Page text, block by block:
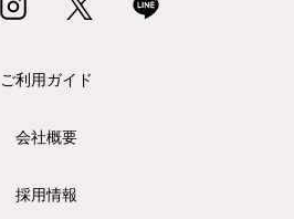
ご利用ガイド
会社概要
採用情報